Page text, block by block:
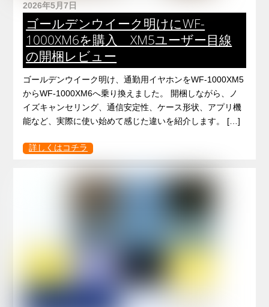
2026年5月7日
ゴールデンウイーク明けにWF-
1000XM6を購入 XM5ユーザー目線
の開梱レビュー
ゴールデンウイーク明け、通勤用イヤホンをWF-1000XM5
からWF-1000XM6へ乗り換えました。 開梱しながら、ノ
イズキャンセリング、通信安定性、ケース形状、アプリ機
能など、実際に使い始めて感じた違いを紹介します。 […]
詳しくはコチラ